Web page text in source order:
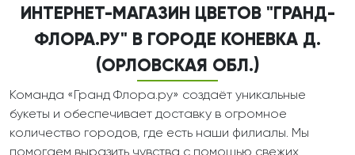
ИНТЕРНЕТ-МАГАЗИН ЦВЕТОВ "ГРАНД-
ФЛОРА.РУ" В ГОРОДЕ КОНЕВКА Д.
(ОРЛОВСКАЯ ОБЛ.)
Команда «Гранд Флора.ру» создаёт уникальные
букеты и обеспечивает доставку в огромное
количество городов, где есть наши филиалы. Мы